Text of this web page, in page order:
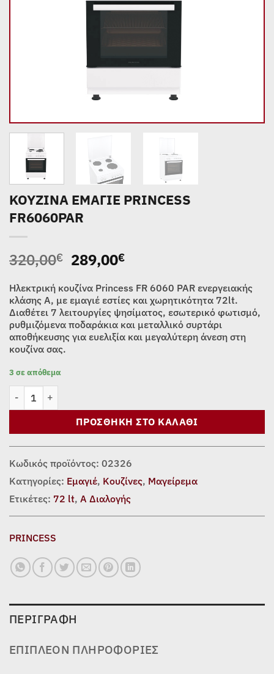
ΚΟΥΖΙΝΑ ΕΜΑΓΙΕ PRINCESS
FR6060PAR
320,00€ Original
price
was:
320,00€.
289,00€Η
τιμή
είναι:
289,00€.
Ηλεκτρική κουζίνα Princess FR 6060 PAR ενεργειακής
κλάσης Α, με εμαγιέ εστίες και χωρητικότητα 72lt.
Διαθέτει 7 λειτουργίες ψησίματος, εσωτερικό φωτισμό,
ρυθμιζόμενα ποδαράκια και μεταλλικό συρτάρι
αποθήκευσης για ευελιξία και μεγαλύτερη άνεση στη
κουζίνα σας.
3 σε απόθεμα
ΠΡΟΣΘΉΚΗ ΣΤΟ ΚΑΛΆΘΙ
Κωδικός προϊόντος: 02326
Κατηγορίες: Εμαγιέ, Κουζίνες, Μαγείρεμα
Ετικέτες: 72 lt, Α Διαλογής
PRINCESS
ΠΕΡΙΓΡΑΦΉ
ΕΠΙΠΛΈΟΝ ΠΛΗΡΟΦΟΡΊΕΣ